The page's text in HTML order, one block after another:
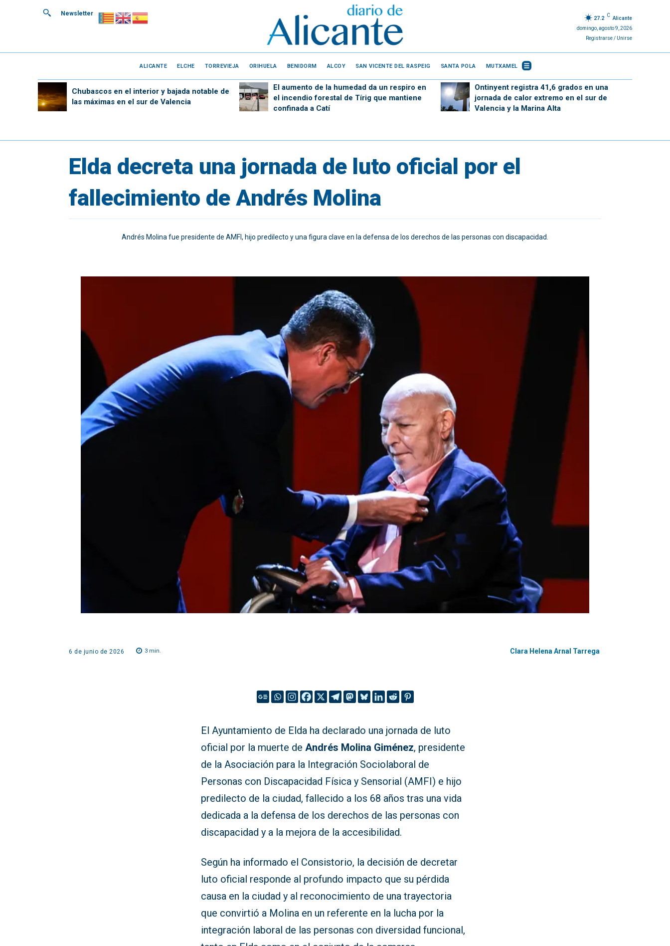
Newsletter
27.2
C
Alicante
domingo, agosto 9, 2026
Registrarse / Unirse
ALICANTE ELCHE TORREVIEJA ORIHUELA BENIDORM ALCOY SAN VICENTE DEL RASPEIG SANTA POLA MUTXAMEL
Chubascos en el interior y bajada notable de
las máximas en el sur de Valencia
El aumento de la humedad da un respiro en
el incendio forestal de Tírig que mantiene
confinada a Catí
Ontinyent registra 41,6 grados en una
jornada de calor extremo en el sur de
Valencia y la Marina Alta
Elda decreta una jornada de luto oficial por el
fallecimiento de Andrés Molina
Andrés Molina fue presidente de AMFI, hijo predilecto y una figura clave en la defensa de los derechos de las personas con discapacidad.
6 de junio de 2026 3 min. Clara Helena Arnal Tarrega
El Ayuntamiento de Elda ha declarado una jornada de luto
oficial por la muerte deAndrés Molina Giménez, presidente
de la Asociación para la Integración Sociolaboral de
Personas con Discapacidad Física y Sensorial (AMFI) e hijo
predilecto de la ciudad, fallecido a los 68 años tras una vida
dedicada a la defensa de los derechos de las personas con
discapacidad y a la mejora de la accesibilidad.
Según ha informado el Consistorio, la decisión de decretar
luto oficial responde al profundo impacto que su pérdida
causa en la ciudad y al reconocimiento de una trayectoria
que convirtió a Molina en un referente en la lucha por la
integración laboral de las personas con diversidad funcional,